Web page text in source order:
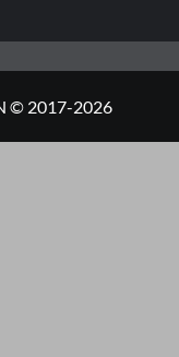
© 2017-2026